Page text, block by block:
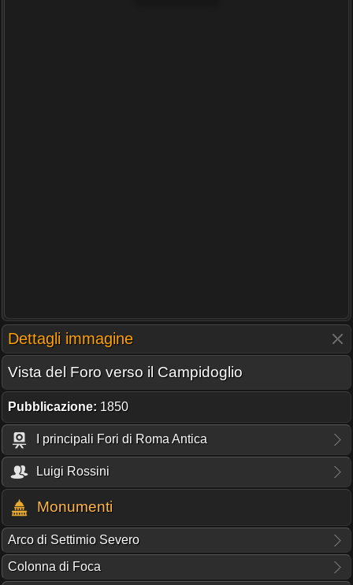
Dettagli immagine
Vista del Foro verso il Campidoglio
Pubblicazione: 1850
I principali Fori di Roma Antica
Luigi Rossini
Monumenti
Arco di Settimio Severo
Colonna di Foca